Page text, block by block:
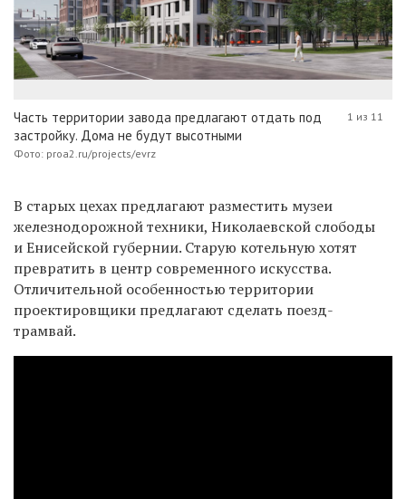
Часть территории завода предлагают отдать под
застройку. Дома не будут высотными
Фото: proa2.ru/projects/evrz
1 из 11
В старых цехах предлагают разместить музеи
железнодорожной техники, Николаевской слободы
и Енисейской губернии. Старую котельную хотят
превратить в центр современного искусства.
Отличительной особенностью территории
проектировщики предлагают сделать поезд-
трамвай.